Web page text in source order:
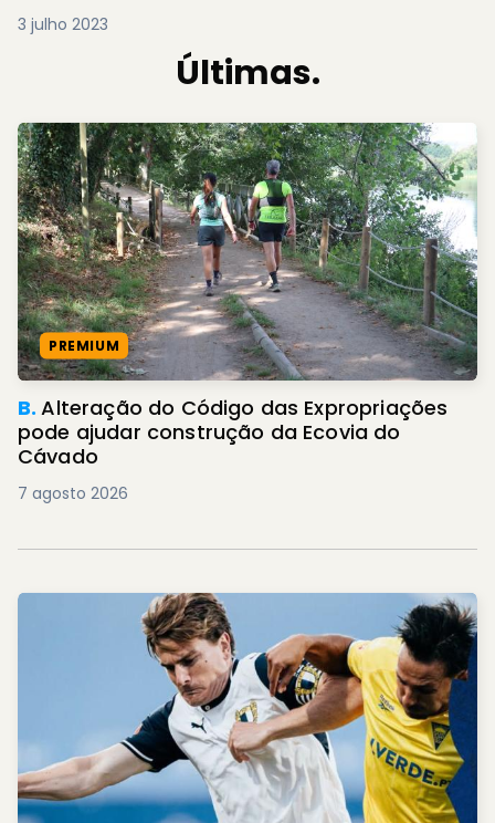
3 julho 2023
Últimas.
PREMIUM
B.Alteração do Código das Expropriações
pode ajudar construção da Ecovia do
Cávado
7 agosto 2026